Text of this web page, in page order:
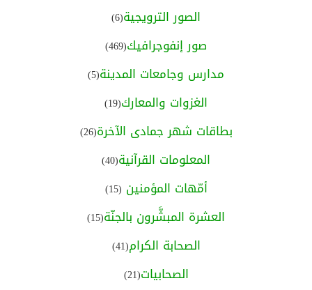
الصور الترويجية(6)
صور إنفوجرافيك(469)
مدارس وجامعات المدينة(5)
الغزوات والمعارك(19)
بطاقات شهر جمادى الآخرة(26)
المعلومات القرآنية(40)
أمّهات المؤمنين (15)
العشرة المبشَّرون بالجنّة(15)
الصحابة الكرام(41)
الصحابيات(21)